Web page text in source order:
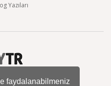
faydalanabilmeniz
Yazıları